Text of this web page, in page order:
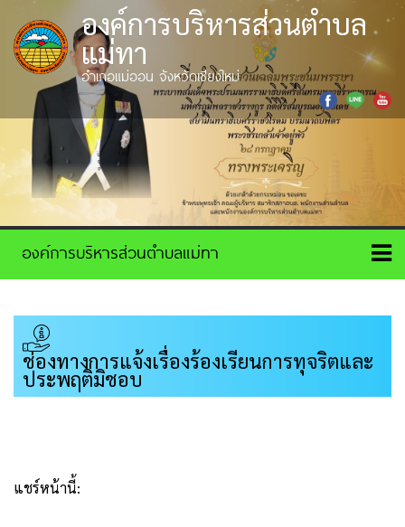
องค์การบริหารส่วนตำบล
แม่ทา
อำเภอแม่ออน จังหวัดเชียงใหม่
ช่องทางการแจ้งเรื่องร้องเรียนการทุจริตและ
ประพฤติมิชอบ
แชร์หน้านี้: